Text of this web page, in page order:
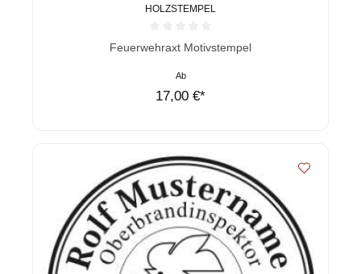
HOLZSTEMPEL
Durchschnittliche Bewertung von 0 von 5 Sternen
Feuerwehraxt Motivstempel
Ab
17,00 €*